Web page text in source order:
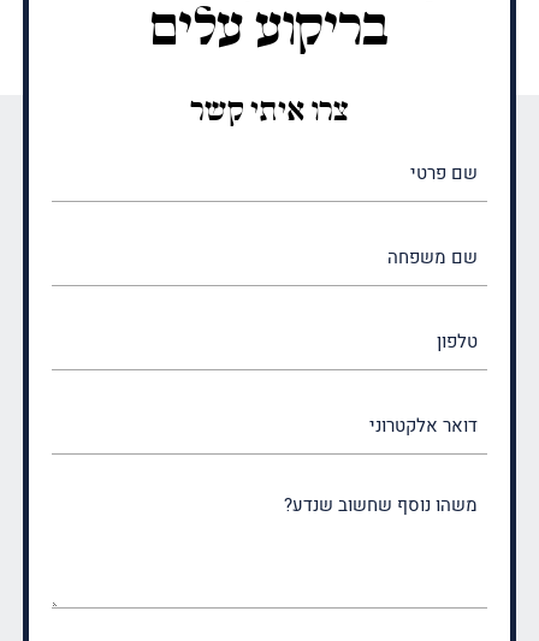
בריקוע עלים
צרו איתי קשר
(חובה)
(חובה)